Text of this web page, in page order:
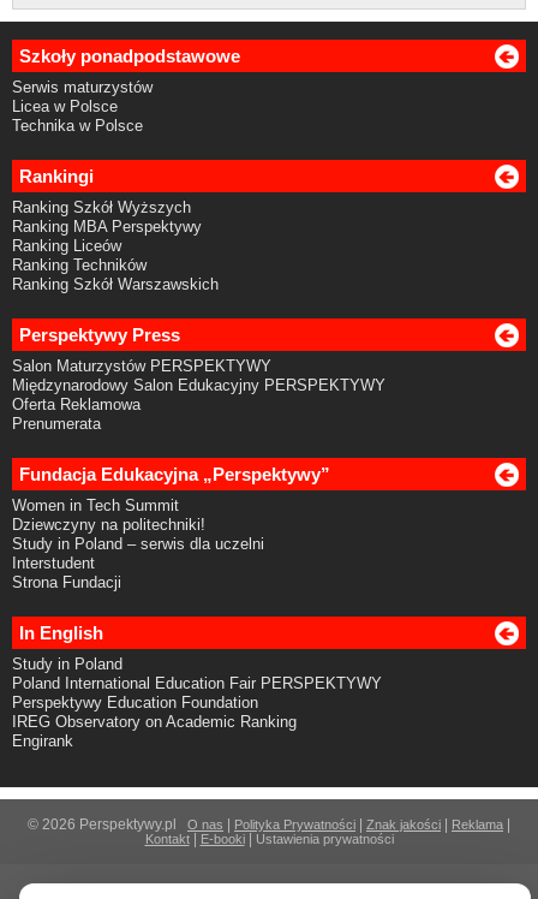
Szkoły ponadpodstawowe
Serwis maturzystów
Licea w Polsce
Technika w Polsce
Rankingi
Ranking Szkół Wyższych
Ranking MBA Perspektywy
Ranking Liceów
Ranking Techników
Ranking Szkół Warszawskich
Perspektywy Press
Salon Maturzystów PERSPEKTYWY
Międzynarodowy Salon Edukacyjny PERSPEKTYWY
Oferta Reklamowa
Prenumerata
Fundacja Edukacyjna „Perspektywy”
Women in Tech Summit
Dziewczyny na politechniki!
Study in Poland – serwis dla uczelni
Interstudent
Strona Fundacji
In English
Study in Poland
Poland International Education Fair PERSPEKTYWY
Perspektywy Education Foundation
IREG Observatory on Academic Ranking
Engirank
© 2026 Perspektywy.pl O nas Polityka Prywatności Znak jakości Reklama
Kontakt| E-booki| Ustawienia prywatności